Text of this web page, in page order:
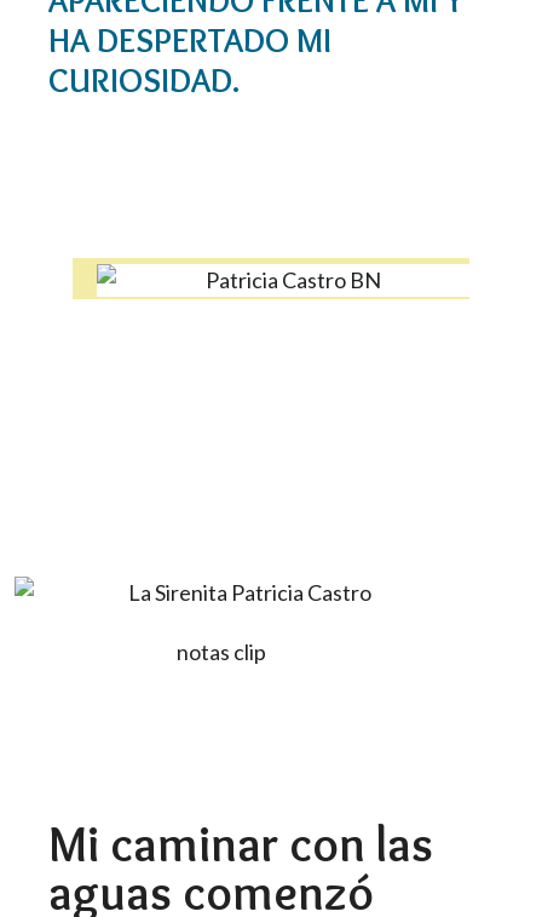
HA DESPERTADO MI
CURIOSIDAD.
Mi caminar con las
aguas comenzó